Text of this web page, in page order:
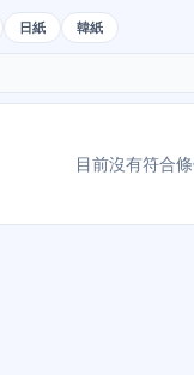
日紙 韓紙
目前沒有符合